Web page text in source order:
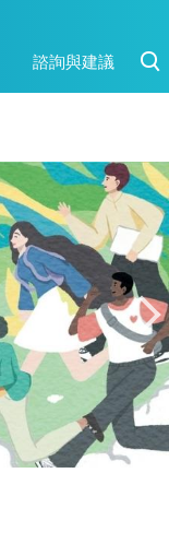
諮詢與建議